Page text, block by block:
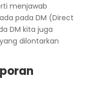
menjawab
pada DM (Direct
DM kita juga
dilontarkan